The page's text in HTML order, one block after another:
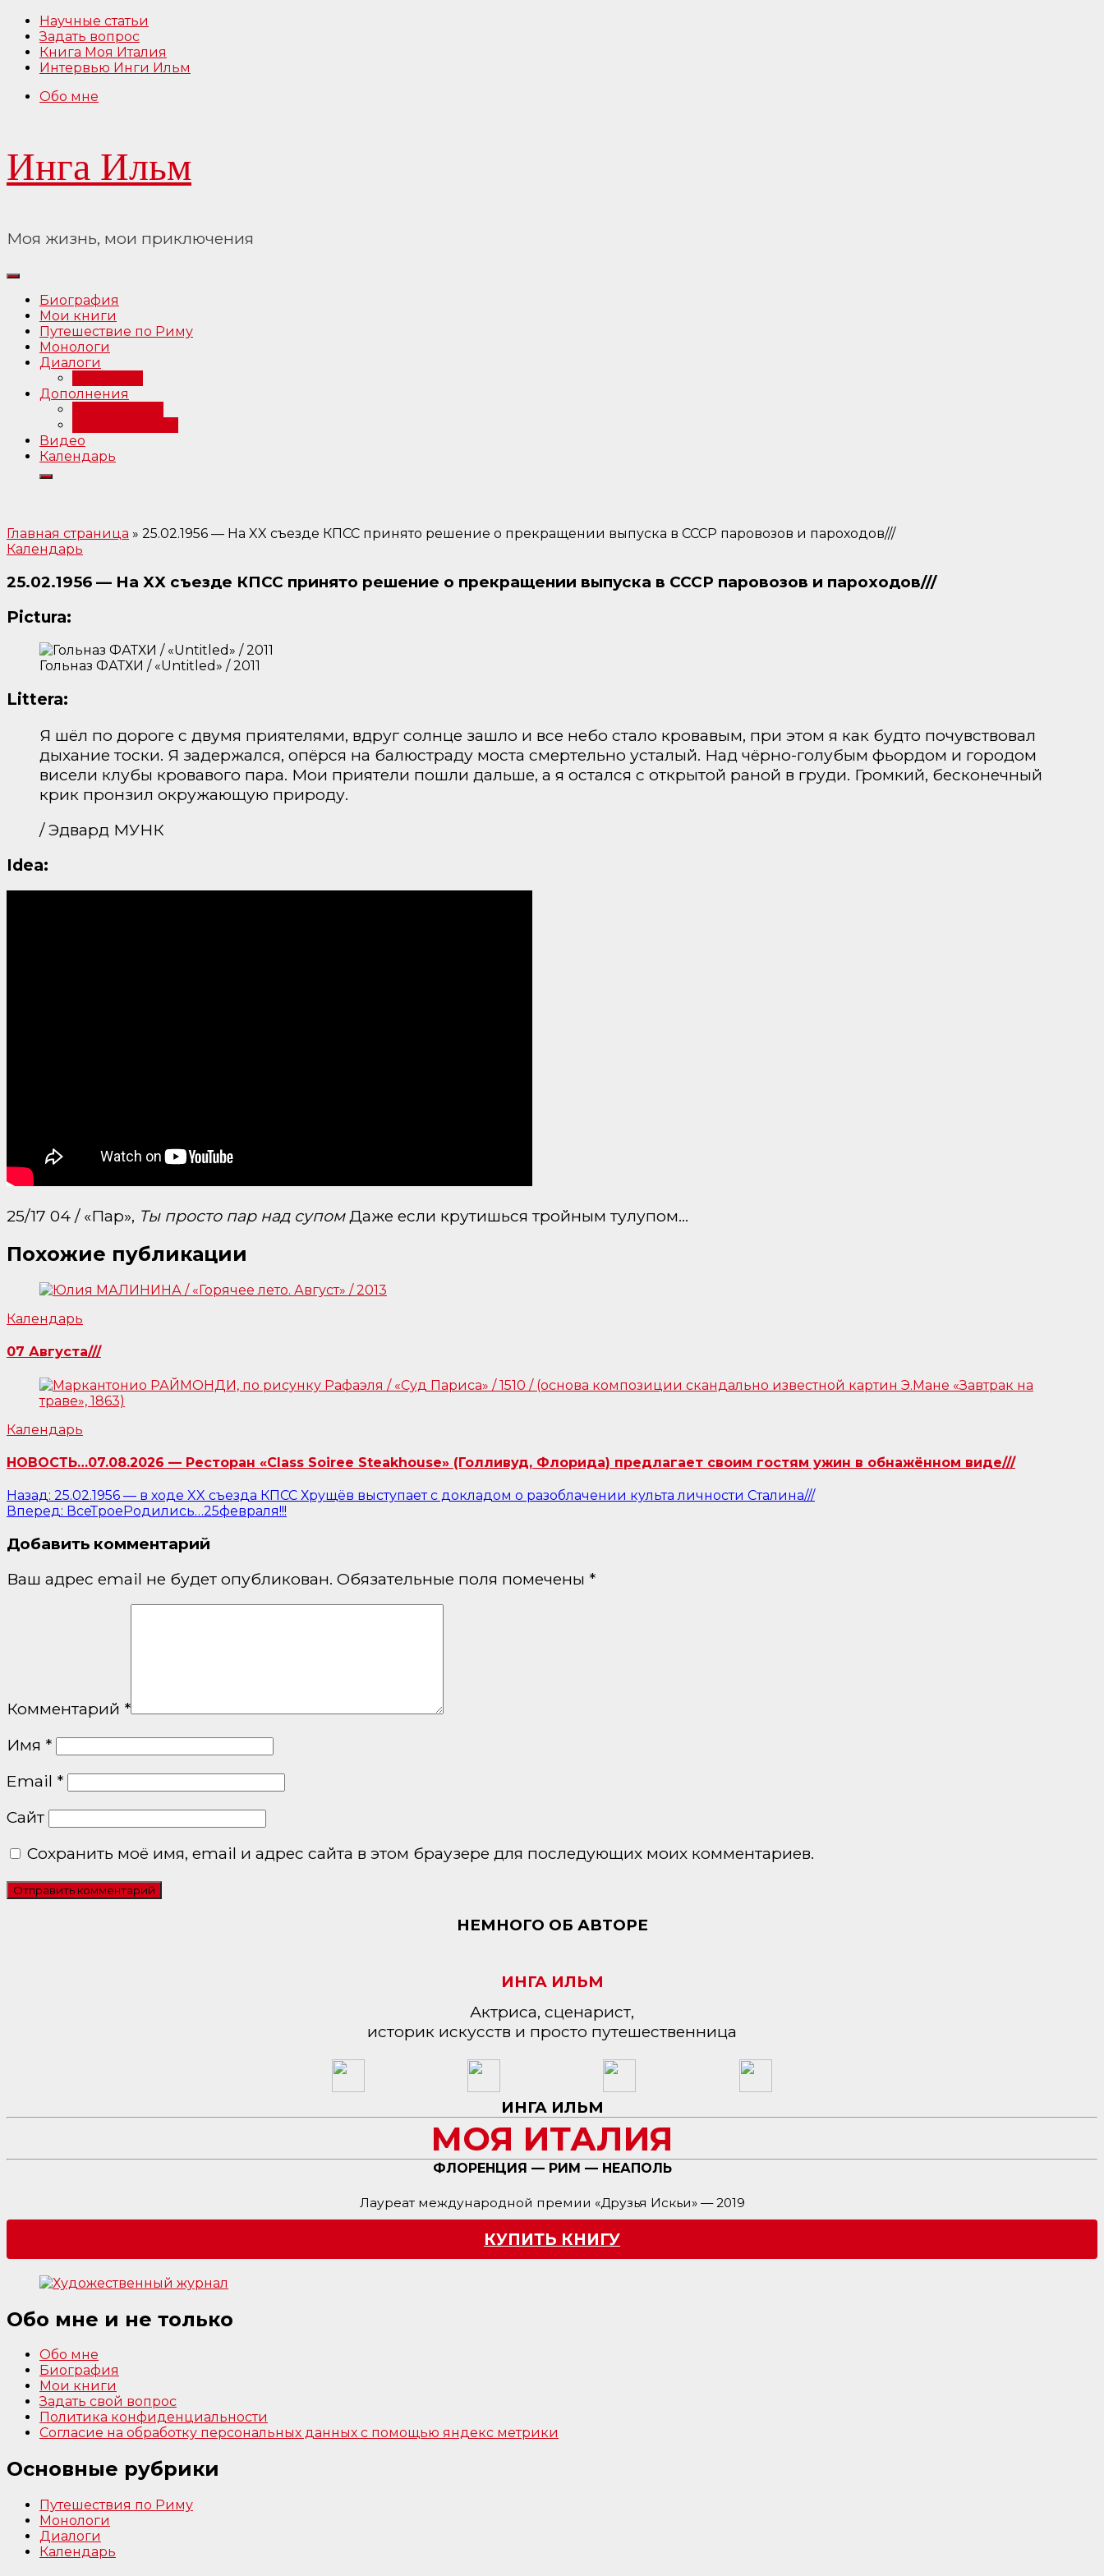
Перейти
содержимому
Научные статьи
Задать вопрос
Книга Моя Италия
Интервью Инги Ильм
Обо мне
Инга Ильм
Моя жизнь, мои приключения
Биография
Мои книги
Путешествие по Риму
Монологи
Диалоги
Дополнения
Видео
Календарь
Главная страница » 25.02.1956 — На XX съезде КПСС принято решение о прекращении выпуска в СССР паровозов и пароходов///
Календарь
25.02.1956 — На XX съезде КПСС принято решение о прекращении выпуска в СССР паровозов и пароходов///
Pictura:
Гольназ ФАТХИ / «Untitled» / 2011
Littera:
Я шёл по дороге с двумя приятелями, вдруг солнце зашло и все небо стало кровавым, при этом я как будто почувствовал
дыхание тоски. Я задержался, опёрся на балюстраду моста смертельно усталый. Над чёрно-голубым фьордом и городом
висели клубы кровавого пара. Мои приятели пошли дальше, а я остался с открытой раной в груди. Громкий, бесконечный
крик пронзил окружающую природу.
/ Эдвард МУНК
Idea:
25/17 04 / «Пар», Ты просто пар над супомДаже если крутишься тройным тулупом…
Похожие публикации
Календарь
07 Августа///
Календарь
НОВОСТЬ…07.08.2026 — Ресторан «Class Soiree Steakhouse» (Голливуд, Флорида) предлагает своим гостям ужин в обнажённом виде///
Навигация
по
записям
Назад: 25.02.1956 — в ходе XX съезда КПСС Хрущёв выступает с докладом о разоблачении культа личности Сталина///
Вперед: ВсеТроеРодились…25февраля!!!
Добавить комментарий
Ваш адрес email не будет опубликован. Обязательные поля помечены *
Комментарий *
Имя *
Email *
Сайт
Сохранить моё имя, email и адрес сайта в этом браузере для последующих моих комментариев.
НЕМНОГО ОБ АВТОРЕ
ИНГА ИЛЬМ
Актриса, сценарист,
историк искусств и просто путешественница
ИНГА ИЛЬМ
МОЯ ИТАЛИЯ
ФЛОРЕНЦИЯ — РИМ — НЕАПОЛЬ
Лауреат международной премии «Друзья Искьи» — 2019
КУПИТЬ КНИГУ
Обо мне и не только
Обо мне
Биография
Мои книги
Задать свой вопрос
Политика конфиденциальности
Согласие на обработку персональных данных с помощью яндекс метрики
Основные рубрики
Путешествия по Риму
Монологи
Диалоги
Календарь